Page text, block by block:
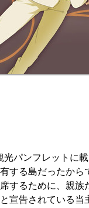
パンフレットに
する島だったから
るために、親族
宣告されている当